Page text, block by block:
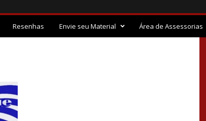
Resenhas Envie seu Material Área de Assessorias